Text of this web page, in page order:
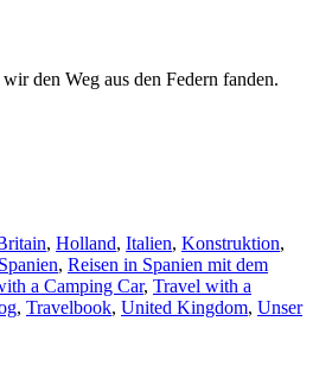
den Weg aus den Federn fanden.
, Holland, Italien, Konstruktion,
, Reisen in Spanien mit dem
a Camping Car, Travel with a
, Travelbook, United Kingdom, Unser